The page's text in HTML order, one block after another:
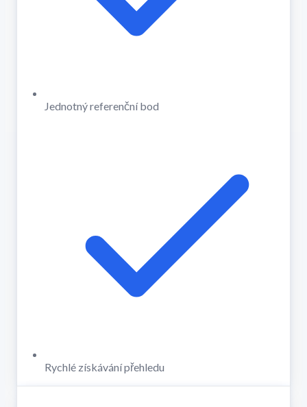
Jednotný referenční bod
Rychlé získávání přehledu